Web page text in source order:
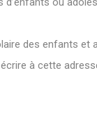
des enfants et
à cette